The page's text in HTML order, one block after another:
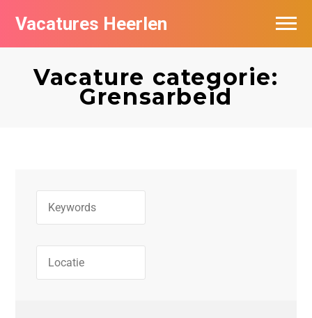
Vacatures Heerlen
Vacature categorie:
Grensarbeid
Vacatures per bedrijf in Heerlen
De populairste vacatures in Heerlen